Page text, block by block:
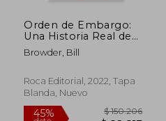
Orden de Embargo:
Una Historia Real de
Lavado de Dinero,
Asesinatos Y
Vladimir Putín /
Freezing Order: A
Lau
Browder, Bill
Roca Editorial, 2022, Tapa
Blanda, Nuevo